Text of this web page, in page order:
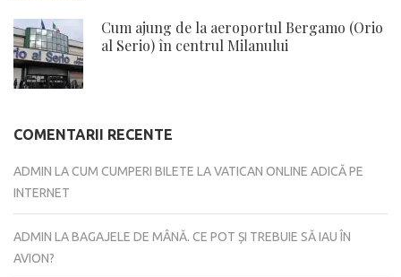
Cum ajung de la aeroportul Bergamo (Orio
al Serio) în centrul Milanului
COMENTARII RECENTE
ADMIN LACUM CUMPERI BILETE LA VATICAN ONLINE ADICĂ PE
INTERNET
ADMIN LABAGAJELE DE MÂNĂ. CE POT ȘI TREBUIE SĂ IAU ÎN
AVION?